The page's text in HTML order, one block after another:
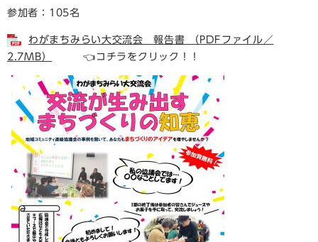
参加者：105名
わがまちみらい大交流会 報告書 （PDFファイル／
2.7MB）
👈コチラをクリック！！